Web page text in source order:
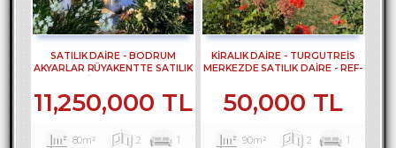
SATILIK DAİRE - BODRUM
AKYARLAR RÜYAKENTTE SATILIK
11,250,000 TL
80m² 2 1
KİRALIK DAİRE - TURGUTREİS
MERKEZDE SATILIK DAİRE - REF-
50,000 TL
90m² 2 1